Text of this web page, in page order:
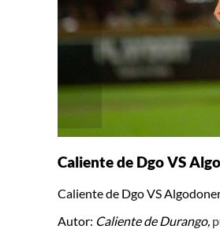
Caliente de Dgo VS
Caliente de Dgo VS
Autor: Caliente de Durango,